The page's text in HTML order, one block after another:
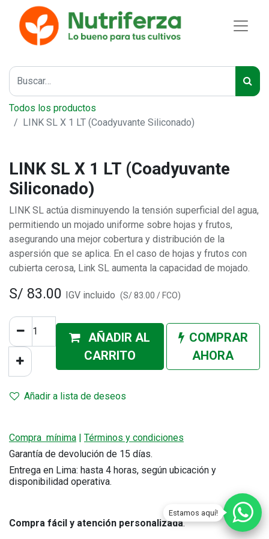
Estamos aquí!
Todos los productos
LINK SL X 1 LT (Coadyuvante Siliconado)
LINK SL X 1 LT (Coadyuvante
Siliconado)
LINK SL actúa disminuyendo la tensión superficial del agua,
permitiendo un mojado uniforme sobre hojas y frutos,
asegurando una mejor cobertura y distribución de la
aspersión que se aplica. En el caso de hojas y frutos con
cubierta cerosa, Link SL aumenta la capacidad de mojado.
S/ 83.00 IGV incluido (S/83.00 / FCO)
AÑADIR AL
CARRITO
COMPRAR
AHORA
Añadir a lista de deseos
Compra mínima | Términos y condiciones
Garantía de devolución de 15 días.
Entrega en Lima: hasta 4 horas, según ubicación y
disponibilidad operativa.
Compra fácil y atención personalizada.